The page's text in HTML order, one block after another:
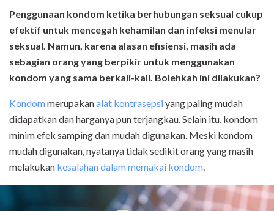
Penggunaan kondom ketika berhubungan seksual cukup
efektif untuk mencegah kehamilan dan infeksi menular
seksual. Namun, karena alasan efisiensi, masih ada
sebagian orang yang berpikir untuk menggunakan
kondom yang sama berkali-kali. Bolehkah ini dilakukan?
Kondommerupakanalat kontrasepsiyang paling mudah
didapatkan dan harganya pun terjangkau. Selain itu, kondom
minim efek samping dan mudah digunakan. Meski kondom
mudah digunakan, nyatanya tidak sedikit orang yang masih
melakukan kesalahan dalam memakai kondom.